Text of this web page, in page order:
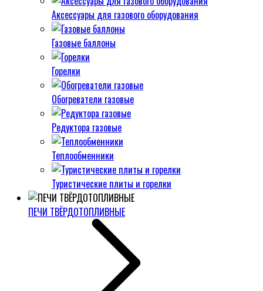
Аксессуары для газового оборудования
Газовые баллоны
Горелки
Обогреватели газовые
Редуктора газовые
Теплообменники
Туристические плиты и горелки
ПЕЧИ ТВЁРДОТОПЛИВНЫЕ